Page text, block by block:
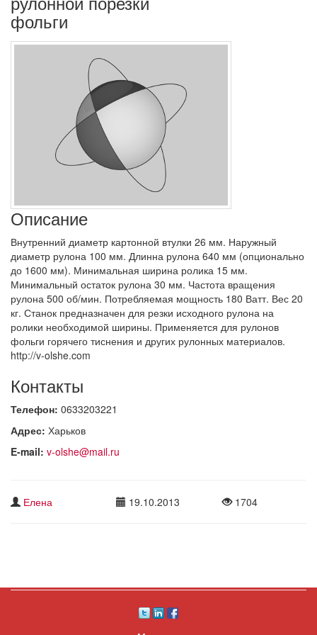
фольги
Описание
Внутренний диаметр картонной втулки 26 мм. Наружный
диаметр рулона 100 мм. Длинна рулона 640 мм (опционально
до 1600 мм). Минимальная ширина ролика 15 мм.
Минимальный остаток рулона 30 мм. Частота вращения
рулона 500 об/мин. Потребляемая мощность 180 Ватт. Вес 20
кг. Станок предназначен для резки исходного рулона на
ролики необходимой ширины. Применяется для рулонов
фольги горячего тиснения и других рулонных материалов.
http://v-olshe.com
Контакты
Телефон: 0633203221
Адрес: Харьков
E-mail: v-olshe@mail.ru
Елена 19.10.2013 1704